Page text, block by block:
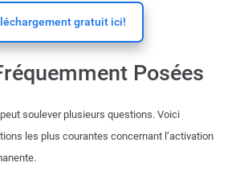
gratuit ici!
Posées
soulever plusieurs questions. Voici
les plus courantes concernant l’activation